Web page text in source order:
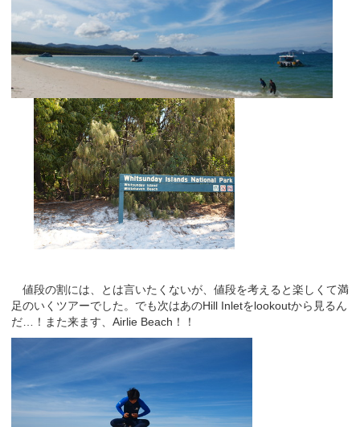
値段の割には、とは言いたくないが、値段を考えると楽しくて満
足のいくツアーでした。でも次はあのHill Inletをlookoutから見るん
だ…！また来ます、Airlie Beach！！